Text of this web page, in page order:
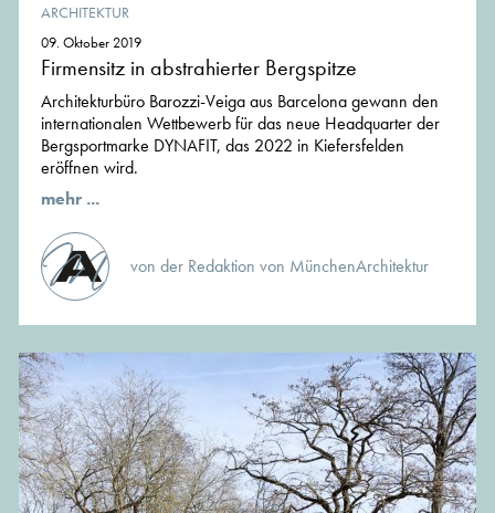
ARCHITEKTUR
09. Oktober 2019
Firmensitz in abstrahierter Bergspitze
Architekturbüro Barozzi-Veiga aus Barcelona gewann den
internationalen Wettbewerb für das neue Headquarter der
Bergsportmarke DYNAFIT, das 2022 in Kiefersfelden
eröffnen wird.
mehr ...
von der Redaktion von MünchenArchitektur